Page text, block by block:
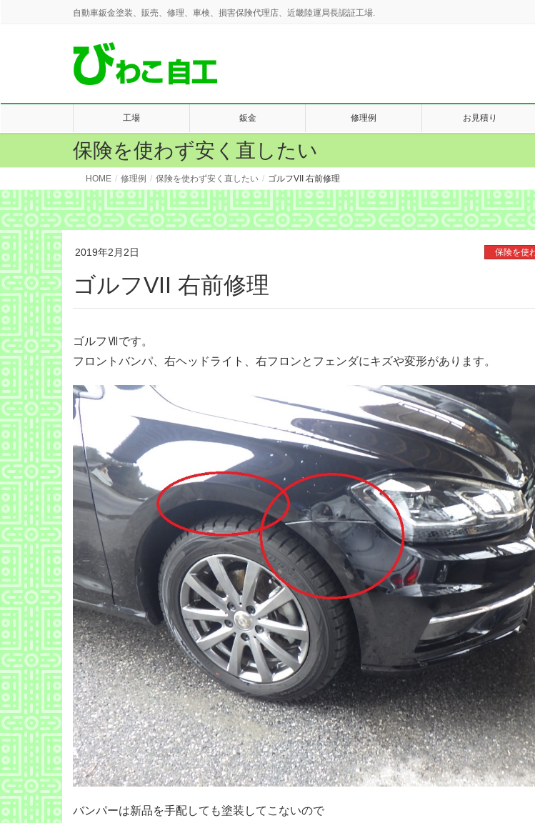
自動車鈑金塗装、販売、修理、車検、損害保険代理店、近畿陸運局長認証工場.
工場 鈑金 修理例 お見積り
保険を使わず安く直したい
HOME 修理例 保険を使わず安く直したい ゴルフVII 右前修理
2019年2月2日 保険を使
ゴルフVII 右前修理
ゴルフⅦです。
フロントバンパ、右ヘッドライト、右フロンとフェンダにキズや変形があります。
バンパーは新品を手配しても塗装してこないので